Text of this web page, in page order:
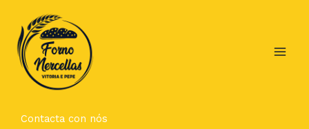
contido
Contacta con nós